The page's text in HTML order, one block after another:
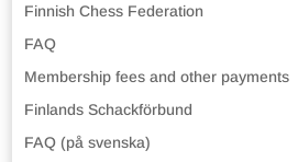
Finnish Chess Federation
FAQ
Membership fees and other payments
Finlands Schackförbund
FAQ (på svenska)